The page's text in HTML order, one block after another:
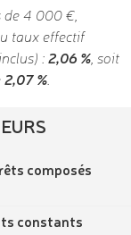
de 4 000 €,
taux effectif
:2,06 % , soit
2,07 %
composés
constants